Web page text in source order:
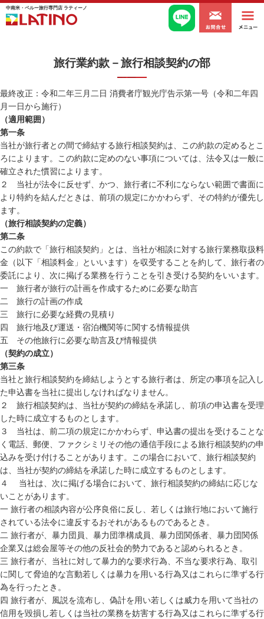
中南米・ペルー旅行専門店 ラティーノ
acv
旅行業約款－旅行相談契約の部
最終改正：令和二年三月二日 消費者庁観光庁告示第一号（令和二年四
月一日から施行）
（適用範囲）
第一条
当社が旅行者との間で締結する旅行相談契約は、この約款の定めるとこ
ろによります。この約款に定めのない事項については、法令又は一般に
確立された慣習によります。
２ 当社が法令に反せず、かつ、旅行者に不利にならない範囲で書面に
より特約を結んだときは、前項の規定にかかわらず、その特約が優先し
ます。
（旅行相談契約の定義）
第二条
この約款で「旅行相談契約」とは、当社が相談に対する旅行業務取扱料
金（以下「相談料金」といいます）を収受することを約して、旅行者の
委託により、次に掲げる業務を行うことを引き受ける契約をいいます。
一 旅行者が旅行の計画を作成するために必要な助言
二 旅行の計画の作成
三 旅行に必要な経費の見積り
四 旅行地及び運送・宿泊機関等に関する情報提供
五 その他旅行に必要な助言及び情報提供
（契約の成立）
第三条
当社と旅行相談契約を締結しようとする旅行者は、所定の事項を記入し
た申込書を当社に提出しなければなりません。
２ 旅行相談契約は、当社が契約の締結を承諾し、前項の申込書を受理
した時に成立するものとします。
３ 当社は、前二項の規定にかかわらず、申込書の提出を受けることな
く電話、郵便、ファクシミリその他の通信手段による旅行相談契約の申
込みを受け付けることがあります。この場合において、旅行相談契約
は、当社が契約の締結を承諾した時に成立するものとします。
４ 当社は、次に掲げる場合において、旅行相談契約の締結に応じな
いことがあります。
一 旅行者の相談内容が公序良俗に反し、若しくは旅行地において施行
されている法令に違反するおそれがあるものであるとき。
二 旅行者が、暴力団員、暴力団準構成員、暴力団関係者、暴力団関係
企業又は総会屋等その他の反社会的勢力であると認められるとき。
三 旅行者が、当社に対して暴力的な要求行為、不当な要求行為、取引
に関して脅迫的な言動若しくは暴力を用いる行為又はこれらに準ずる行
為を行ったとき。
四 旅行者が、風説を流布し、偽計を用い若しくは威力を用いて当社の
信用を毀損し若しくは当社の業務を妨害する行為又はこれらに準ずる行